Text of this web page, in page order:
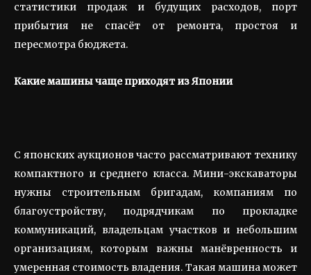
статистики продаж и будущих расходов, порт
прибытия не спасёт от ремонта, простоя и
пересмотра бюджета.
Какие машины чаще приходят из Японии
С японских аукционов часто рассматривают технику
компактного и среднего класса. Мини-экскаваторы
нужны строительным бригадам, компаниям по
благоустройству, подрядчикам по прокладке
коммуникаций, владельцам участков и небольшим
организациям, которым важны манёвренность и
умеренная стоимость владения. Такая машина может